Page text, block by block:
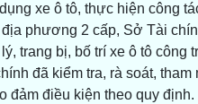
xe ô tô, thực hiện công
phương 2 cấp, Sở Tài
trang bị, bố trí xe ô tô công
đã kiểm tra, rà soát,
đảm điều kiện theo quy định.